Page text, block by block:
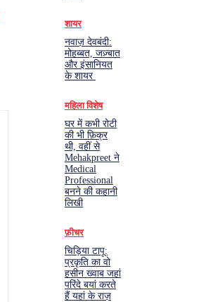
शायर
नवाज़ देवबंदी:
मोहब्बत, जज़्बात
और इंसानियत
के शायर
महिला विशेष
घर में कभी रोटी
की भी फ़िक्र
थी, वहीं से
Mehakpreet ने
Medical
Professional
बनने की कहानी
लिखी
फ़ीचर
चिड़िया टापू:
प्रकृति का वो
हसीन ख्वाब जहां
परिंदे बयां करते
हैं यहां के राज़